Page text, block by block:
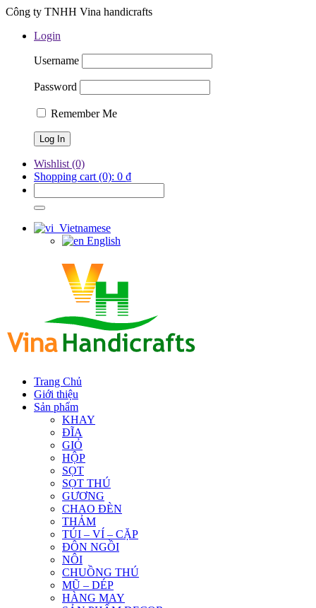
Công ty TNHH Vina handicrafts
Login
Username
Password
Remember Me
Wishlist (0)
Shopping cart (0): 0 ₫
Vietnamese
English
Trang Chủ
Giới thiệu
Sản phẩm
KHAY
ĐĨA
GIỎ
HỘP
SỌT
SỌT THÚ
GƯƠNG
CHAO ĐÈN
THẢM
TÚI – VÍ – CẶP
ĐÔN NGỒI
NÔI
CHUỒNG THÚ
MŨ – DÉP
HÀNG MAY